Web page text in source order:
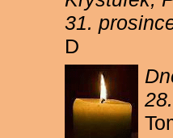
31.
D